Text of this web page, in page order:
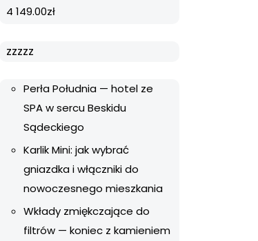
4 149.00zł
zzzzz
Perła Południa — hotel ze
SPA w sercu Beskidu
Sądeckiego
Karlik Mini: jak wybrać
gniazdka i włączniki do
nowoczesnego mieszkania
Wkłady zmiękczające do
filtrów — koniec z kamieniem